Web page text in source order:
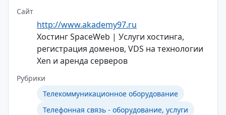
Сайт
http://www.akademy97.ru
Хостинг SpaceWeb | Услуги хостинга,
регистрация доменов, VDS на технологии
Xen и аренда серверов
Рубрики
Телекоммуникационное оборудование
Телефонная связь - оборудование, услуги